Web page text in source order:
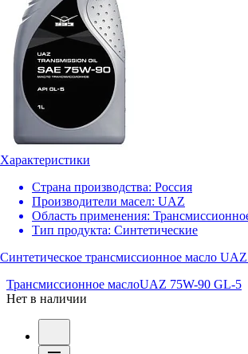
Характеристики
Страна производства: Россия
Производители масел: UAZ
Область применения:
Тип продукта: Синтетические
Синтетическое трансмиссионное масло
Трансмиссионное маслоUAZ 75W-90 GL-5
Нет в наличии